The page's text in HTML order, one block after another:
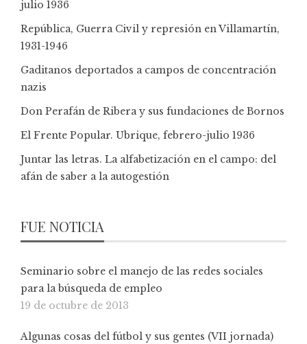
julio 1936
República, Guerra Civil y represión en Villamartín,
1931-1946
Gaditanos deportados a campos de concentración
nazis
Don Perafán de Ribera y sus fundaciones de Bornos
El Frente Popular. Ubrique, febrero-julio 1936
Juntar las letras. La alfabetización en el campo: del
afán de saber a la autogestión
FUE NOTICIA
Seminario sobre el manejo de las redes sociales
para la búsqueda de empleo
19 de octubre de 2013
Algunas cosas del fútbol y sus gentes (VII jornada)